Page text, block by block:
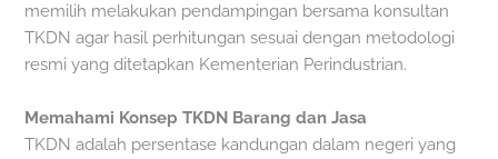
memilih melakukan pendampingan bersama konsultan
TKDN agar hasil perhitungan sesuai dengan metodologi
resmi yang ditetapkan Kementerian Perindustrian.
Memahami Konsep TKDN Barang dan Jasa
TKDN adalah persentase kandungan dalam negeri yang